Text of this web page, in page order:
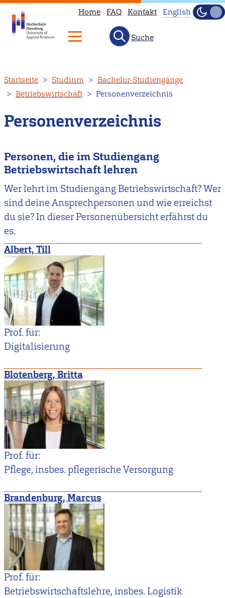
zum
Inhalt
Home FAQ Kontakt
not
English
main
page
instead.
English
Hell
Suche
Startseite Studium
Bachelor-Studiengänge
Betriebswirtschaft
Personenverzeichnis
Personenverzeichnis
Personen, die im Studiengang
Betriebswirtschaft lehren
Wer lehrt im Studiengang Betriebswirtschaft? Wer
sind deine Ansprechpersonen und wie erreichst
du sie? In dieser Personenübersicht erfährst du
es.
Albert, Till
Prof. für:
Digitalisierung
Blotenberg, Britta
Prof. für:
Pflege, insbes. pflegerische Versorgung
Brandenburg, Marcus
Prof. für:
Betriebswirtschaftslehre, insbes. Logistik